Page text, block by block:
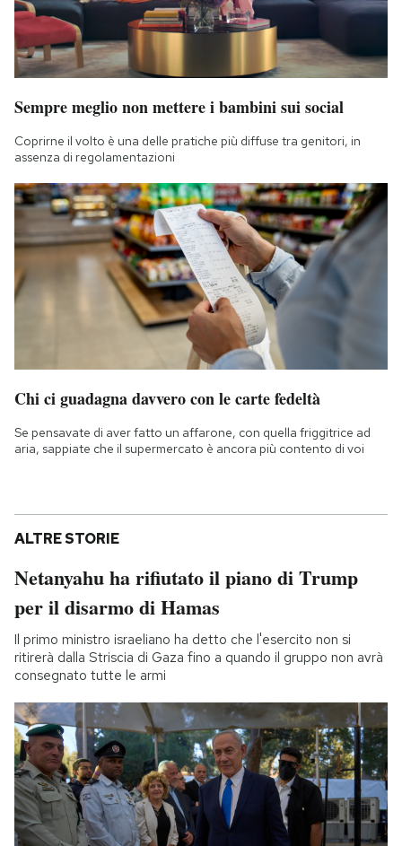
Sempre meglio non mettere i bambini sui social
Coprirne il volto è una delle pratiche più diffuse tra genitori, in
assenza di regolamentazioni
Chi ci guadagna davvero con le carte fedeltà
Se pensavate di aver fatto un affarone, con quella friggitrice ad
aria, sappiate che il supermercato è ancora più contento di voi
ALTRE STORIE
Netanyahu ha rifiutato il piano di Trump
per il disarmo di Hamas
Il primo ministro israeliano ha detto che l'esercito non si
ritirerà dalla Striscia di Gaza fino a quando il gruppo non avrà
consegnato tutte le armi